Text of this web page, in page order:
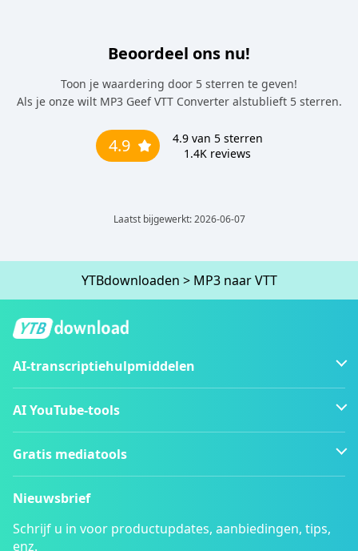
Beoordeel ons nu!
Toon je waardering door 5 sterren te geven!
Als je onze wilt MP3 Geef VTT Converter alstublieft 5 sterren.
4.9 4.9van 5 sterren
1.4K reviews
Laatst bijgewerkt: 2026-06-07
YTBdownloaden > MP3 naar VTT
AI-transcriptiehulpmiddelen
AI YouTube-tools
Gratis mediatools
Nieuwsbrief
Schrijf u in voor productupdates, aanbiedingen, tips,
enz.